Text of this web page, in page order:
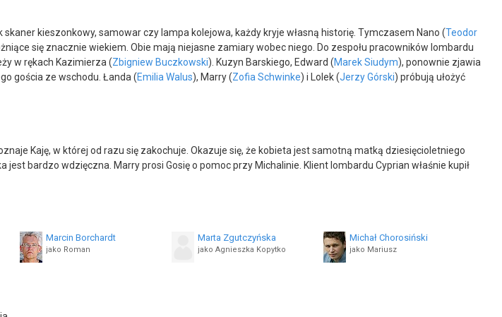
kieszonkowy, samowar czy lampa kolejowa, każdy kryje własną historię. Tymczasem Nano (Teodor
się znacznie wiekiem. Obie mają niejasne zamiary wobec niego. Do zespołu pracowników lombardu
w rękach Kazimierza (Zbigniew Buczkowski). Kuzyn Barskiego, Edward (Marek Siudym), ponownie zjawia
gościa ze wschodu. Łanda (Emilia Walus), Marry (Zofia Schwinke) i Lolek (Jerzy Górski) próbują ułożyć
Kaję, w której od razu się zakochuje. Okazuje się, że kobieta jest samotną matką dziesięcioletniego
bardzo wdzięczna. Marry prosi Gosię o pomoc przy Michalinie. Klient lombardu Cyprian właśnie kupił
Marcin Borchardt
jako Roman
Marta Zgutczyńska
jako Agnieszka Kopytko
Michał Chorosiński
jako Mariusz